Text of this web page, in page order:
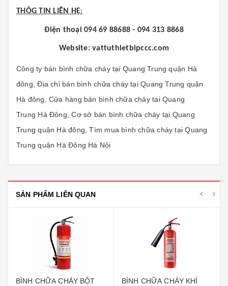
THÔG TIN LIÊN HỆ:
Điện thoại 094 69 88688 - 094 313 8868
Website: vattuthietbipccc.com
Công ty bán bình chữa cháy tại Quang Trung quận Hà
đông, Địa chỉ bán bình chữa cháy tại Quang Trung quận
Hà đông, Cửa hàng bán bình chữa cháy tai Quang
Trung Hà Đông, Cơ sở bán bình chữa cháy tại Quang
Trung quận Hà đông, Tìm mua bình chữa cháy tại Quang
Trung quận Hà Đông Hà Nội
SẢN PHẨM LIÊN QUAN
BÌNH CHỮA CHÁY BỘT
BÌNH CHỮA CHÁY KHÍ